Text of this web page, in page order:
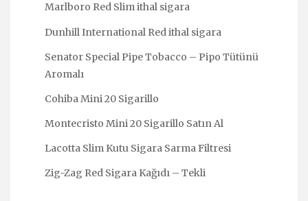
Marlboro Red Slim ithal sigara
Dunhill International Red ithal sigara
Senator Special Pipe Tobacco – Pipo Tütünü
Aromalı
Cohiba Mini 20 Sigarillo
Montecristo Mini 20 Sigarillo Satın Al
Lacotta Slim Kutu Sigara Sarma Filtresi
Zig-Zag Red Sigara Kağıdı – Tekli